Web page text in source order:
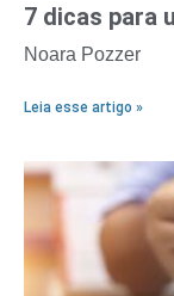
7 dicas para
Noara Pozzer
Leia esse artigo »